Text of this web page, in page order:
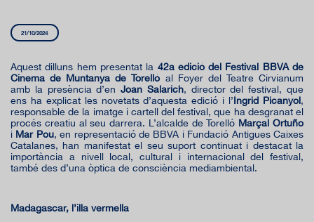
21/10/2024
Aquest dilluns hem presentat la 42a edició del Festival BBVA de
Cinema de Muntanya de Torelló al Foyer del Teatre Cirvianum
amb la presència d’enJoan Salarich, director del festival, que
ens ha explicat les novetats d’aquesta edició i l’Íngrid Picanyol,
responsable de la imatge i cartell del festival, que ha desgranat el
procés creatiu al seu darrera. L’alcalde de Torelló Marçal Ortuño
i Mar Pou, en representació de BBVA i Fundació Antigues Caixes
Catalanes, han manifestat el seu suport continuat i destacat la
importància a nivell local, cultural i internacional del festival,
també des d’una òptica de consciència mediambiental.
Madagascar, l’illa vermella